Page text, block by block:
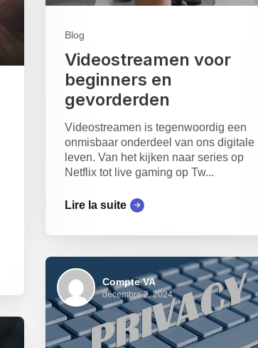
Blog
Videostreamen voor
beginners en
gevorderden
Videostreamen is tegenwoordig een
onmisbaar onderdeel van ons digitale
leven. Van het kijken naar series op
Netflix tot live gaming op Tw...
Lire la suite
Compte VA
décembre 2, 2024